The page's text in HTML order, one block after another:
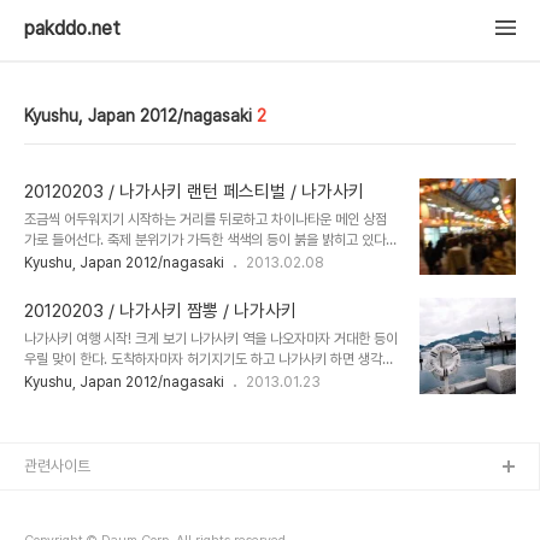
pakddo.net
Kyushu, Japan 2012/nagasaki 2
20120203 / 나가사키 랜턴 페스티벌 / 나가사키
조금씩 어두워지기 시작하는 거리를 뒤로하고 차이나타운 메인 상점
가로 들어선다. 축제 분위기가 가득한 색색의 등이 붉을 밝히고 있다.
이리저리 사람들에게 휩쓸려 걷다 보니 뭔가 이벤트를 진행하는지 사
리가 유쾌하게 걸음을 붙잡는다. 얼마 지나지 않아 길거리를 가득 메운
관객들 앞에서 화려한 기예 공연이 시작되었다. 분위기가 흥겨워 누가
뭐랄 거 없이 그대로 서서 얼마간 공연을 지켜보고 섰다. 줄에 걸쳐진
도구를 가지고 묘기를 펼치는 아저씨와 소녀들의 모습이 활기차다. 멋
진 동작이 나올 때마다 터져 나오는 박수와 함성에 괜스레 보는 나도
Kyushu, Japan 2012/nagasaki 2013.02.08
20120203 / 나가사키 짬뽕 / 나가사키
나가사키 여행 시작! 크게 보기 나가사키 역을 나오자마자 거대한 등이
우릴 맞이 한다. 도착하자마자 허기지기도 하고 나가사키 하면 생각나
는건 역시나 짬뽕이라 일단 먹고 돌아다니기로 했다. 가이드북과 지도
다. 짬뽕과의 만남을 반가워하는 모자쓴 1인. 웃는듯 마는듯한 규수의
Kyushu, Japan 2012/nagasaki 2013.01.23
관련사이트